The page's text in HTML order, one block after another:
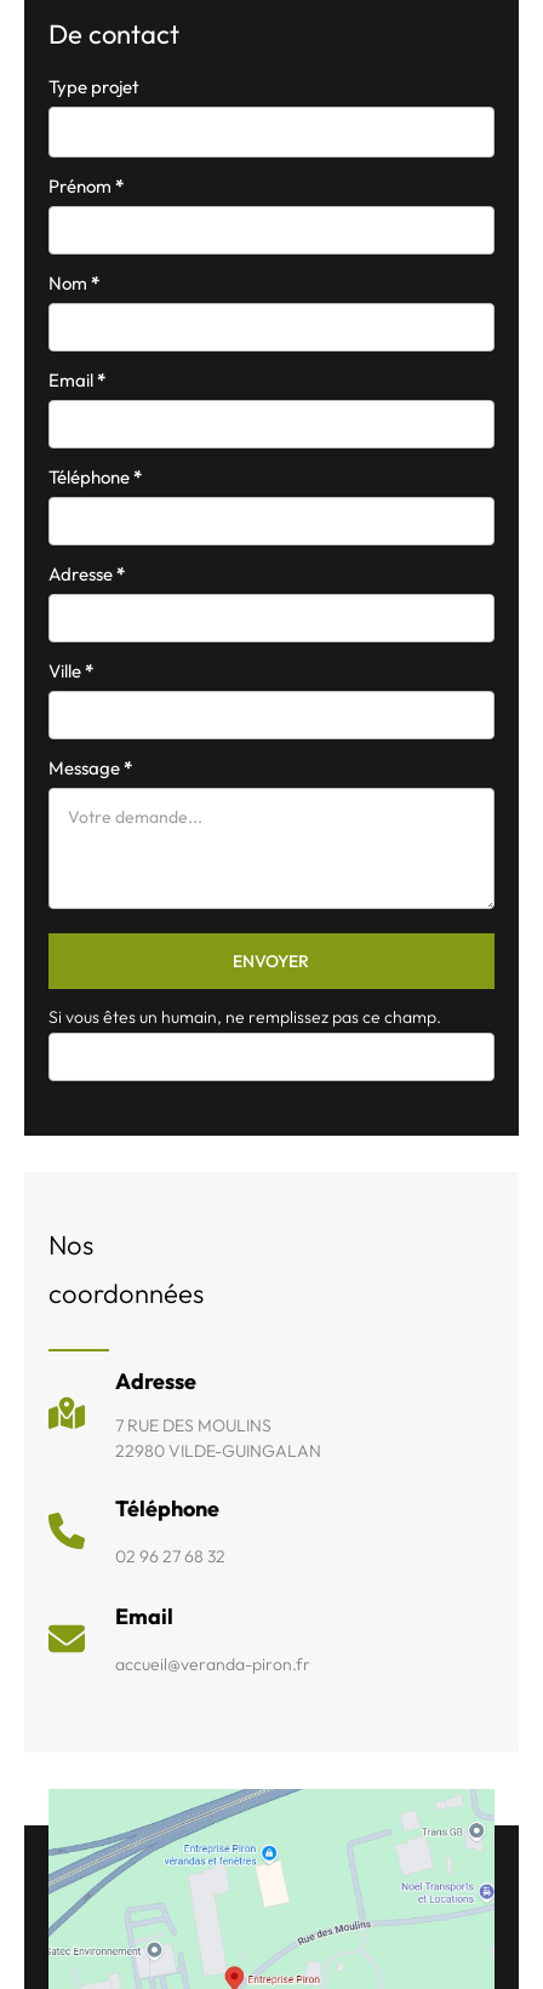
De contact
Formulaire
simple
téléphone
Type projet
Prénom *
Nom *
Email*
Téléphone*
Adresse*
Ville*
Message*
ENVOYER
Si vous êtes un humain, ne remplissez pas ce champ.
Nos
coordonnées
Adresse
7 RUE DES MOULINS
22980 VILDE-GUINGALAN
Téléphone
02 96 27 68 32
Email
accueil@veranda-piron.fr